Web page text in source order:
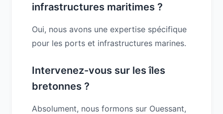
infrastructures maritimes ?
Oui, nous avons une expertise spécifique
pour les ports et infrastructures marines.
Intervenez-vous sur les îles
bretonnes ?
Absolument, nous formons sur Ouessant,